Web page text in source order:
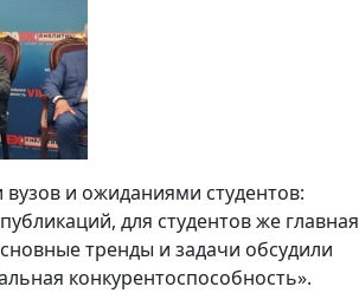
и ожиданиями студентов:
для студентов же главная
тренды и задачи обсудили
конкурентоспособность».